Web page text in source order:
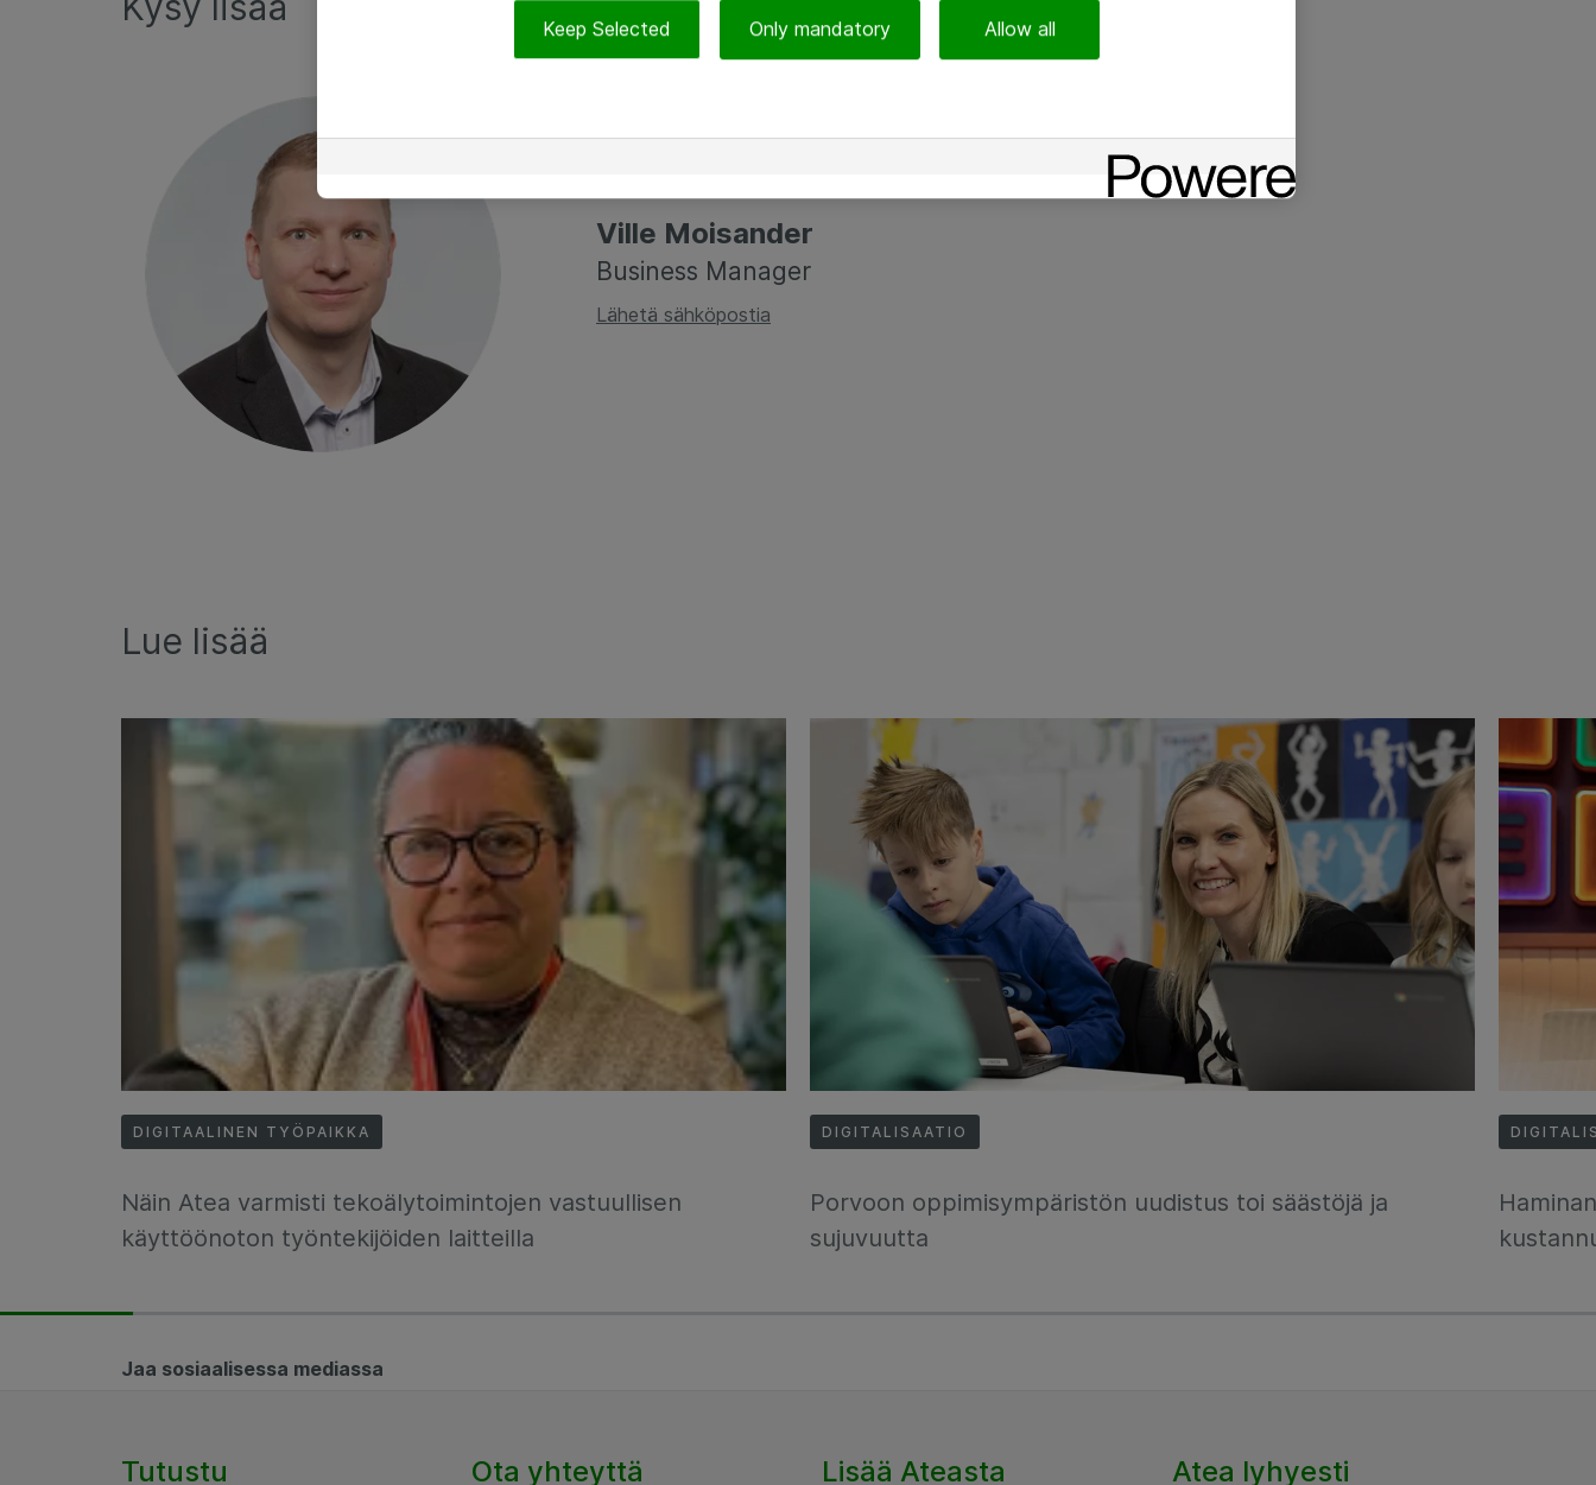
Ville Moisander
Business Manager
Lähetä sähköpostia
Lue lisää
DIGITAALINEN TYÖPAIKKA
Näin Atea varmisti tekoälytoimintojen vastuullisen
käyttöönoton työntekijöiden laitteilla
DIGITALISAATIO
Porvoon oppimisympäristön uudistus toi säästöjä ja
sujuvuutta
Jaa sosiaalisessa mediassa
Tutustu Ota yhteyttä Lisää Ateasta Atea lyhyesti
Keep Selected Only mandatory Allow all